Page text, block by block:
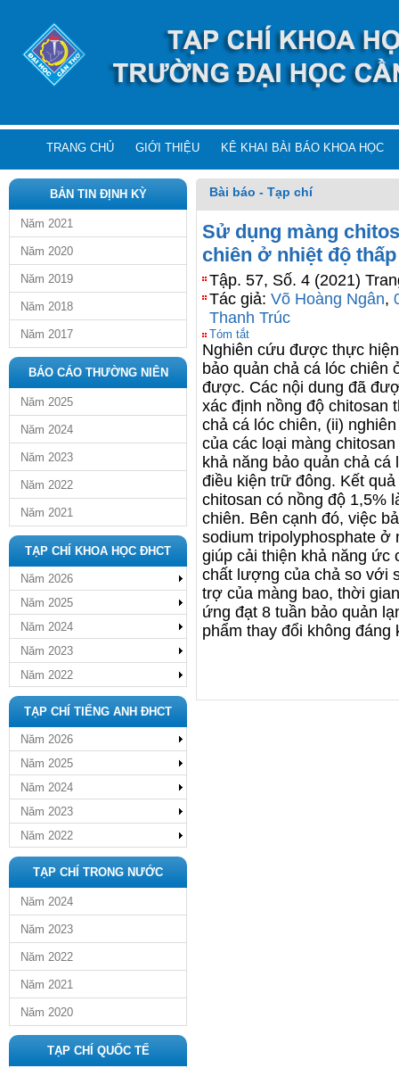
TRANG CHỦ GIỚI THIỆU KÊ KHAI BÀI BÁO KHOA HỌC
BẢN TIN ĐỊNH KỲ
Năm 2021
Năm 2020
Năm 2019
Năm 2018
Năm 2017
BÁO CÁO THƯỜNG NIÊN
Năm 2025
Năm 2024
Năm 2023
Năm 2022
Năm 2021
TẠP CHÍ KHOA HỌC ĐHCT
Năm 2026
Năm 2025
Năm 2024
Năm 2023
Năm 2022
TẠP CHÍ TIẾNG ANH ĐHCT
Năm 2026
Năm 2025
Năm 2024
Năm 2023
Năm 2022
TẠP CHÍ TRONG NƯỚC
Năm 2024
Năm 2023
Năm 2022
Năm 2021
Năm 2020
TẠP CHÍ QUỐC TẾ
Bài báo - Tạp chí
Sử dụng màng
chiên ở nhiệt độ thấp
Tập. 57, Số. 4 (2021)
Tác giả: Võ Hoàng Ngân,
Thanh Trúc
Tóm tắt
Nghiên cứu được thực
bảo quản chả cá lóc chiên
được. Các nội dung đã
xác định nồng độ chitosan
chả cá lóc chiên, (ii)
của các loại màng
khả năng bảo quản chả
điều kiện trữ đông. Kết
chitosan có nồng độ 1,5%
chiên. Bên cạnh đó, việc
sodium tripolyphosphate ở
giúp cải thiện khả năng ức
chất lượng của chả so với
trợ của màng bao, thời
ứng đạt 8 tuần bảo quản
phẩm thay đổi không đáng